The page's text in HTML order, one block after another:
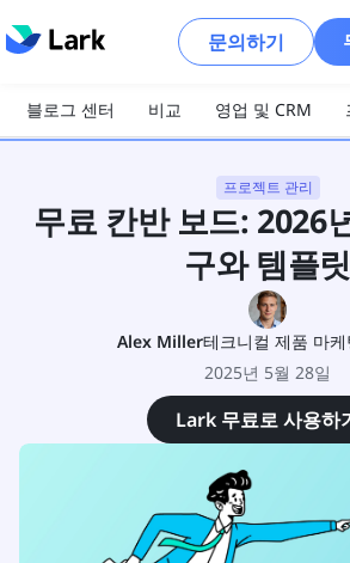
문의하기
블로그 센터 비교 영업 및 CRM
프로젝트 관리
무료 칸반 보드: 2026
구와 템플릿
Alex Miller테크니컬 제품 마
2025년 5월 28일
Lark 무료로 사용하